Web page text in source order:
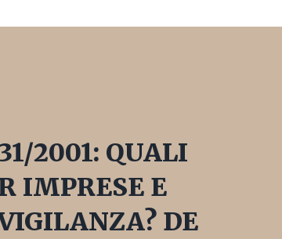
2001: QUALI
IMPRESE E
DE